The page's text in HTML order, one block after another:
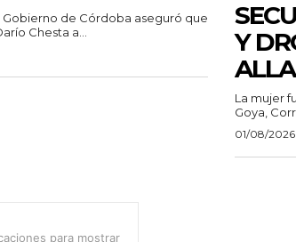
Gobierno de Córdoba aseguró que
Chesta a...
Y
La mujer
Goya,
01/08/2026
para mostrar